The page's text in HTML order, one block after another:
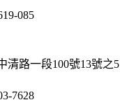
085
清路一段100號13號之5
7628